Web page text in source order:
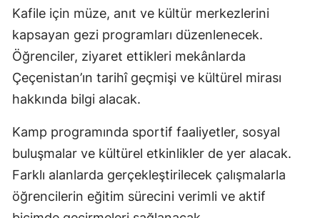
Kafile için müze, anıt ve kültür merkezlerini
kapsayan gezi programları düzenlenecek.
Öğrenciler, ziyaret ettikleri mekânlarda
Çeçenistan’ın tarihî geçmişi ve kültürel mirası
hakkında bilgi alacak.
Kamp programında sportif faaliyetler, sosyal
buluşmalar ve kültürel etkinlikler de yer alacak.
Farklı alanlarda gerçekleştirilecek çalışmalarla
öğrencilerin eğitim sürecini verimli ve aktif